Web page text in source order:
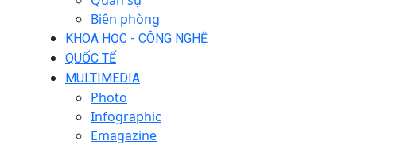
Biên phòng
KHOA HỌC - CÔNG NGHỆ
QUỐC TẾ
MULTIMEDIA
Photo
Infographic
Emagazine